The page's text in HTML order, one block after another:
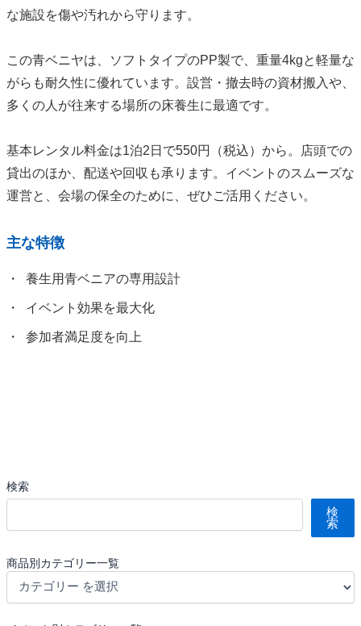
な施設を傷や汚れから守ります。
この青ベニヤは、ソフトタイプのPP製で、重量4kgと軽量な
がらも耐久性に優れています。設営・撤去時の資材搬入や、
多くの人が往来する場所の床養生に最適です。
基本レンタル料金は1泊2日で550円（税込）から。店頭での
貸出のほか、配送や回収も承ります。イベントのスムーズな
運営と、会場の保全のために、ぜひご活用ください。
主な特徴
養生用青ベニアの専用設計
イベント効果を最大化
参加者満足度を向上
検索
検
索
商品別カテゴリー一覧